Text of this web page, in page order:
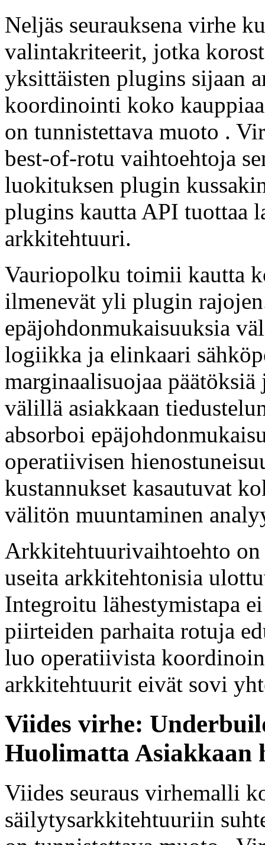
Neljäs seurauksena virhe
valintakriteerit, jotka
yksittäisten plugins sijaan
koordinointi koko
on tunnistettava muoto .
best-of-rotu vaihtoehtoja
luokituksen plugin
plugins kautta API tuottaa
arkkitehtuuri.
Vauriopolku toimii kautta
ilmenevät yli plugin
epäjohdonmukaisuuksia
logiikka ja elinkaari
marginaalisuojaa
välillä asiakkaan
absorboi
operatiivisen
kustannukset kasautuvat
välitön muuntaminen
Arkkitehtuurivaihtoehto
useita arkkitehtonisia
Integroitu lähestymistapa
piirteiden parhaita rotuja
luo operatiivista
arkkitehtuurit eivät sovi
Viides virhe:
Huolimatta Asiakkaan
Viides seuraus virhemalli
säilytysarkkitehtuuriin